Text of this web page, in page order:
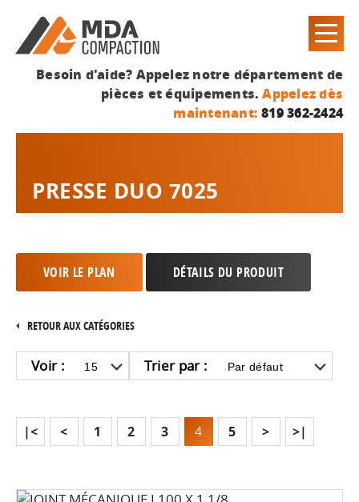
Besoin d'aide? Appelez notre département de
pièces et équipements.Appelez dès
maintenant: 819 362-2424
PRESSE DUO 7025
VOIR LE PLAN DÉTAILS DU PRODUIT
RETOUR AUX CATÉGORIES
Trier par :
Voir :
|< < 1 2 3 4 5 > >|